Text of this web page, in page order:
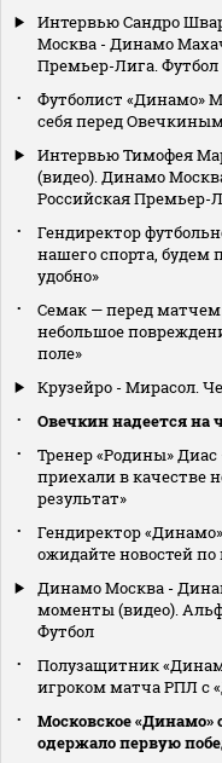
Интервью Сандро
Москва - Динамо
Премьер-Лига. Футбол
Футболист «Динамо»
себя перед
Интервью Тимофея
(видео). Динамо
Российская Премьер-
Гендиректор
нашего спорта, будем
удобно»
Семак — перед
небольшое
поле»
Крузейро - Мирасол.
Овечкин надеется на
Тренер «Родины»
приехали в качестве
результат»
Гендиректор
ожидайте новостей
Динамо Москва -
моменты (видео).
Футбол
Полузащитник
игроком матча РПЛ с
Московское «Динамо»
одержало первую